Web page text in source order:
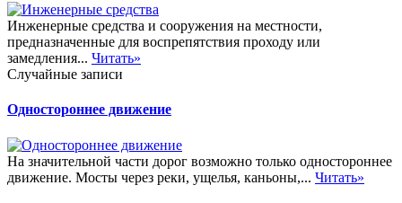
Инженерные средства и сооружения на местности,
предназначенные для воспрепятствия проходу или
замедления... Читать»
Случайные записи
Одностороннее движение
На значительной части дорог возможно только одностороннее
движение. Мосты через реки, ущелья, каньоны,... Читать»